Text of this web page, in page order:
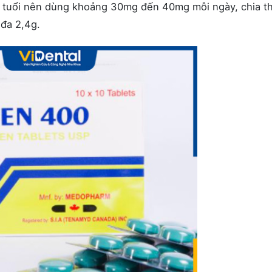
nên dùng khoảng 30mg đến 40mg mỗi ngày, chia
2,4g.